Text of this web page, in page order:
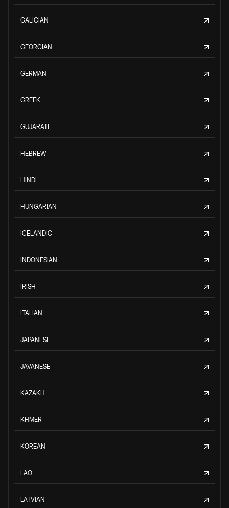
GALICIAN
GEORGIAN
GERMAN
GREEK
GUJARATI
HEBREW
HINDI
HUNGARIAN
ICELANDIC
INDONESIAN
IRISH
ITALIAN
JAPANESE
JAVANESE
KAZAKH
KHMER
KOREAN
LAO
LATVIAN